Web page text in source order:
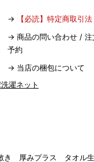
→ 【必読】特定商取引法
→ 商品の問い合わせ / 注
予約
→ 当店の梱包について